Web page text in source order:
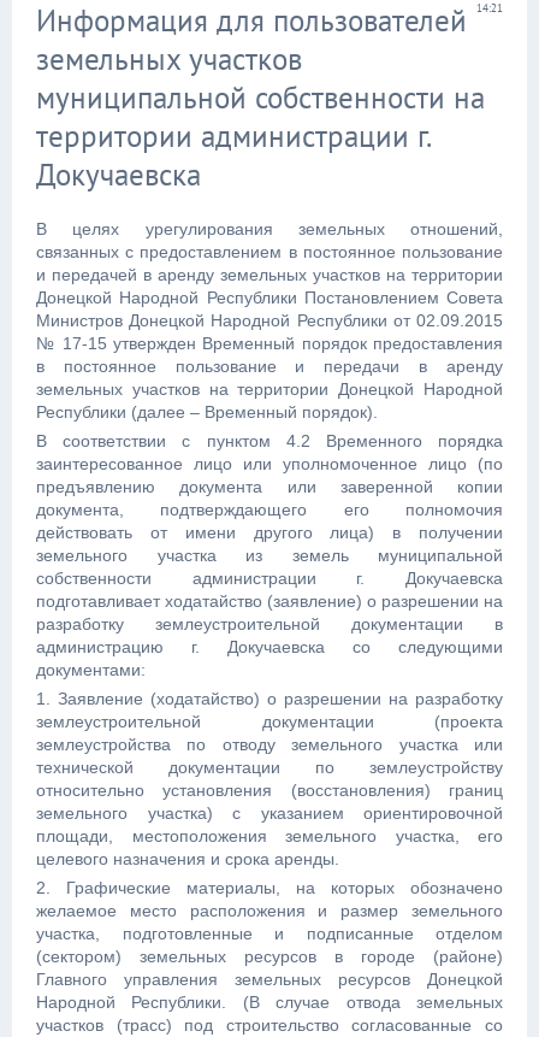
14:21
Информация для пользователей
земельных участков
муниципальной собственности на
территории администрации г.
Докучаевска
В целях урегулирования земельных отношений,
связанных с предоставлением в постоянное пользование
и передачей в аренду земельных участков на территории
Донецкой Народной Республики Постановлением Совета
Министров Донецкой Народной Республики от 02.09.2015
№ 17-15 утвержден Временный порядок предоставления
в постоянное пользование и передачи в аренду
земельных участков на территории Донецкой Народной
Республики (далее – Временный порядок).
В соответствии с пунктом 4.2 Временного порядка
заинтересованное лицо или уполномоченное лицо (по
предъявлению документа или заверенной копии
документа, подтверждающего его полномочия
действовать от имени другого лица) в получении
земельного участка из земель муниципальной
собственности администрации г. Докучаевска
подготавливает ходатайство (заявление) о разрешении на
разработку землеустроительной документации в
администрацию г. Докучаевска со следующими
документами:
1. Заявление (ходатайство) о разрешении на разработку
землеустроительной документации (проекта
землеустройства по отводу земельного участка или
технической документации по землеустройству
относительно установления (восстановления) границ
земельного участка) с указанием ориентировочной
площади, местоположения земельного участка, его
целевого назначения и срока аренды.
2. Графические материалы, на которых обозначено
желаемое место расположения и размер земельного
участка, подготовленные и подписанные отделом
(сектором) земельных ресурсов в городе (районе)
Главного управления земельных ресурсов Донецкой
Народной Республики. (В случае отвода земельных
участков (трасс) под строительство согласованные со